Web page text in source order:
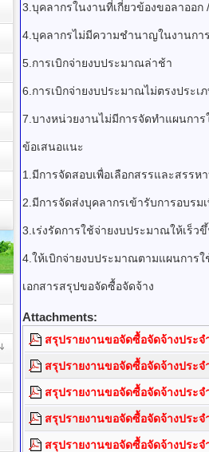
3.บุคลากรในงานที่เกี่ยวข้องขอลาออก
4.บุคลากรไม่มีความชำนาญในงานกา
5.การเบิกจ่ายงบประมาณล่าช้า
6.การเบิกจ่ายงบประมาณไม่ตรงประเ
7.บางหน่วยงานไม่มีการจัดทำแผนกา
ข้อเสนอแนะ
1.มีการจัดสอบเพื่อเลือกสรรและสรร
2.มีการจัดส่งบุคลากรเข้ารับการอบร
3.เร่งรัดการใช้จ่ายงบประมาณให้เร็ว
4.ให้เบิกจ่ายงบประมาณตามแผนการ
เอกสารสรุปขอจัดซื้อจัดจ้าง
Attachments:
สรุปรายงานขอจัดซื้อจัดจ้างประ
สรุปรายงานขอจัดซื้อจัดจ้างประ
สรุปรายงานขอจัดซื้อจัดจ้างประ
สรุปรายงานขอจัดซื้อจัดจ้างประ
สรุปรายงานขอจัดซื้อจัดจ้างประ